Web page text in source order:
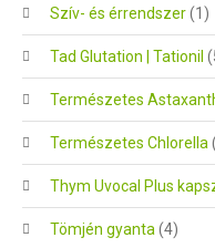
Szív- és érrendszer(1)
Tad Glutation | Tationil
Természetes
Természetes Chlorella
Thym Uvocal Plus
Tömjén gyanta(4)